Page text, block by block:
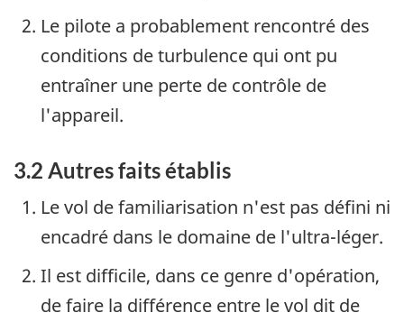
Le pilote a probablement rencontré des
conditions de turbulence qui ont pu
entraîner une perte de contrôle de
l'appareil.
3.2 Autres faits établis
Le vol de familiarisation n'est pas défini ni
encadré dans le domaine de l'ultra-léger.
Il est difficile, dans ce genre d'opération,
de faire la différence entre le vol dit de